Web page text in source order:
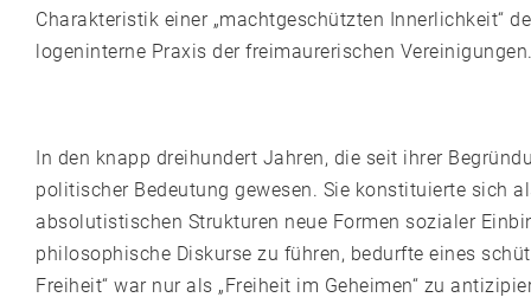
Charakteristik einer „machtgeschützten Innerlichkeit“
logeninterne Praxis der freimaurerischen
In den knapp dreihundert Jahren, die seit ihrer
politischer Bedeutung gewesen. Sie konstituierte sich
absolutistischen Strukturen neue Formen sozialer
philosophische Diskurse zu führen, bedurfte eines
Freiheit“ war nur als „Freiheit im Geheimen“ zu